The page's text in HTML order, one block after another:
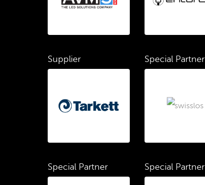
Supplier Special Partner
Special Partner Special Partner